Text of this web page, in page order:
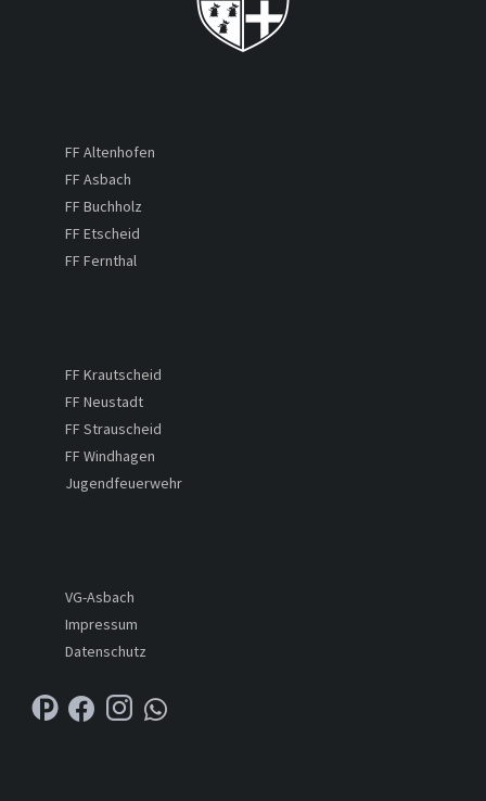
FF Altenhofen
FF Asbach
FF Buchholz
FF Etscheid
FF Fernthal
FF Krautscheid
FF Neustadt
FF Strauscheid
FF Windhagen
Jugendfeuerwehr
VG-Asbach
Impressum
Datenschutz